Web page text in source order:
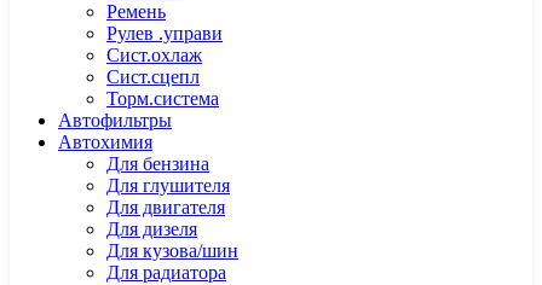
Ремень
Рулев .управи
Сист.охлаж
Сист.сцепл
Торм.система
Автофильтры
Автохимия
Для бензина
Для глушителя
Для двигателя
Для дизеля
Для кузова/шин
Для радиатора